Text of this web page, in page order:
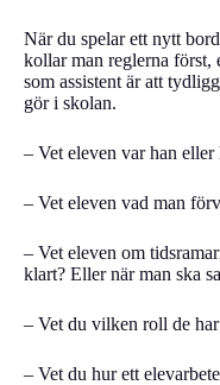
När du spelar ett nytt
kollar man reglerna först,
som assistent är att
gör i skolan.
– Vet eleven var han eller
– Vet eleven vad man
– Vet eleven om
klart? Eller när man ska
– Vet du vilken roll de
– Vet du hur ett